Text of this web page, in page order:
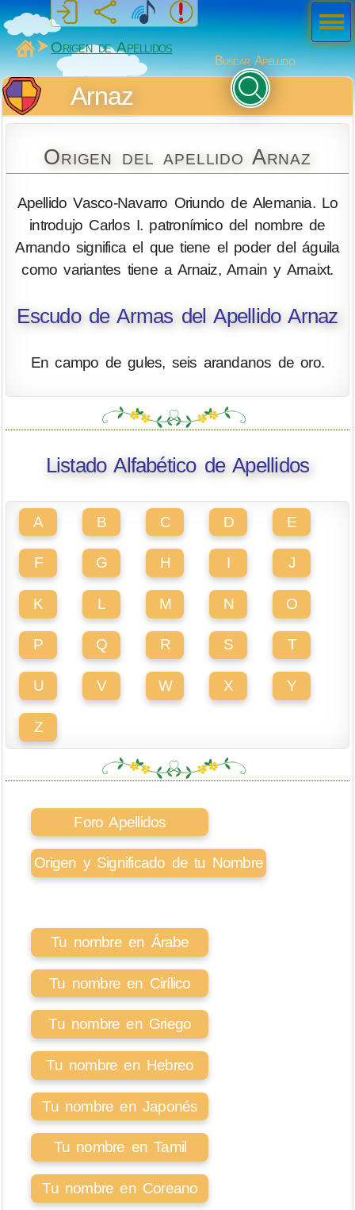
MiSabueso
Origen de Apellidos
Buscar Apellido
Arnaz
Origen del apellido Arnaz
Apellido Vasco-Navarro Oriundo de Alemania. Lo
introdujo Carlos I. patronímico del nombre de
Arnando significa el que tiene el poder del águila
como variantes tiene a Arnaiz, Arnain y Arnaixt.
Escudo de Armas del Apellido Arnaz
En campo de gules, seis arandanos de oro.
Listado Alfabético de Apellidos
A B C D E
F G H I J
K L M N O
P Q R S T
U V W X Y
Z
Foro Apellidos
Origen y Significado de tu Nombre
Tu nombre en Árabe
Tu nombre en Cirílico
Tu nombre en Griego
Tu nombre en Hebreo
Tu nombre en Japonés
Tu nombre en Tamil
Tu nombre en Coreano
Men
ú